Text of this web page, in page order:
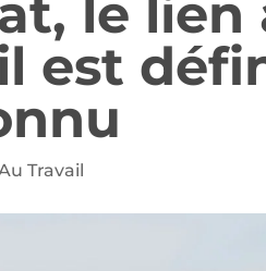
le lien
est
Travail